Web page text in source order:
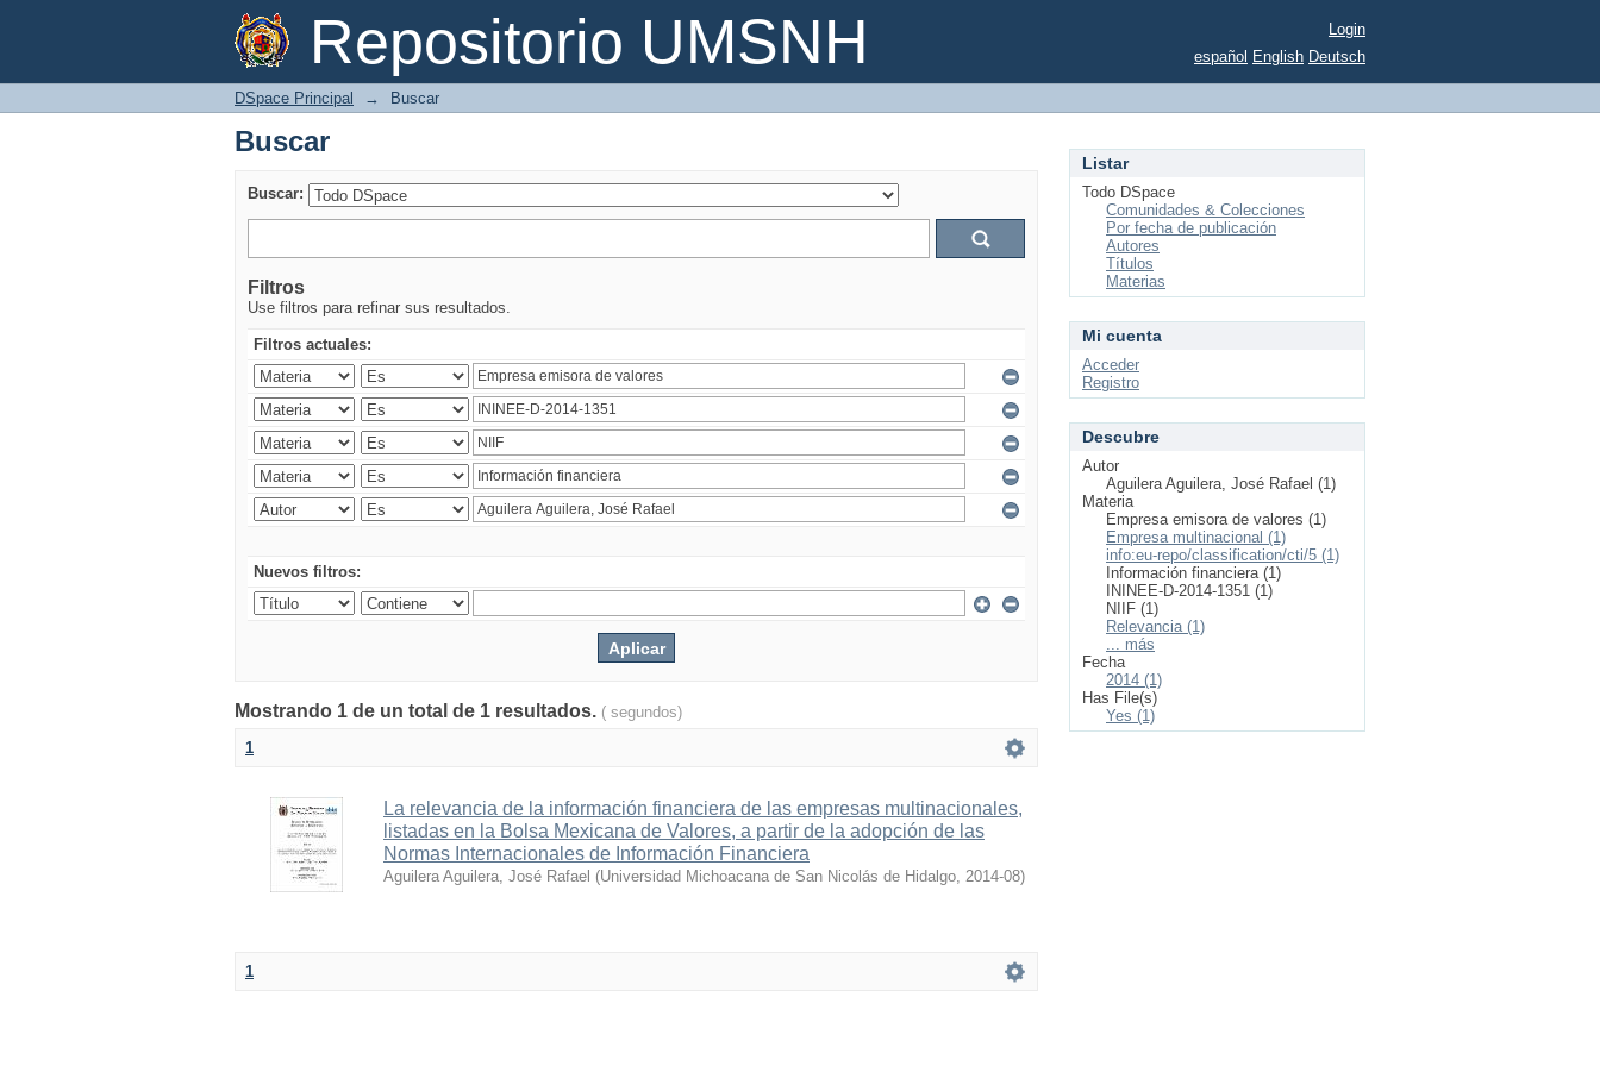
Repositorio UMSNH
Buscar
Login
español English Deutsch
DSpace Principal → Buscar
Buscar
Buscar:
Filtros
Use filtros para refinar sus resultados.
Filtros actuales:
Nuevos filtros:
Mostrando 1 de un total de 1 resultados. ( segundos)
1
La relevancia de la información financiera de las empresas multinacionales,
listadas en la Bolsa Mexicana de Valores, a partir de la adopción de las
Normas Internacionales de Información Financiera
Aguilera Aguilera, José Rafael (Universidad Michoacana de San Nicolás de Hidalgo, 2014-08)
1
Listar
Todo DSpace
Comunidades & Colecciones
Por fecha de publicación
Autores
Títulos
Materias
Mi cuenta
Acceder
Registro
Descubre
Autor
Aguilera Aguilera, José Rafael (1)
Materia
Empresa emisora de valores (1)
Empresa multinacional (1)
info:eu-repo/classification/cti/5 (1)
Información financiera (1)
ININEE-D-2014-1351 (1)
NIIF (1)
Relevancia (1)
... más
Fecha
2014 (1)
Has File(s)
Yes (1)